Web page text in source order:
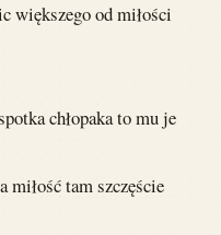
większego od miłości
chłopaka to mu je
miłość tam szczęście